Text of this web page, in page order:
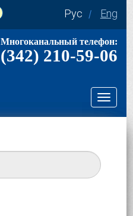
Рус Eng
Многоканальный телефон:
(342) 210-59-06